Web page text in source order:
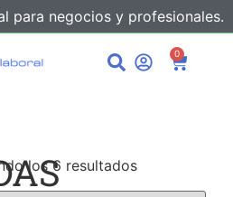
para negocios y profesionales.
0
los 6 resultados